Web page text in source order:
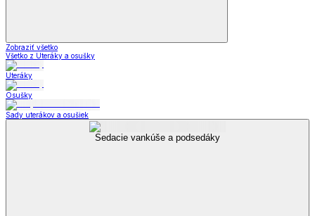
Zobraziť všetko
Všetko z Uteráky a osušky
Uteráky
Osušky
Sady uterákov a osušiek
Sedacie vankúše a podsedáky